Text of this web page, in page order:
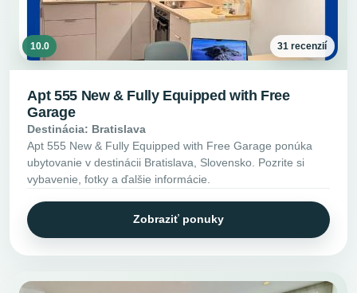
10.0 31 recenzií
Apt 555 New & Fully Equipped with Free
Garage
Destinácia: Bratislava
Apt 555 New & Fully Equipped with Free Garage ponúka
ubytovanie v destinácii Bratislava, Slovensko. Pozrite si
vybavenie, fotky a ďalšie informácie.
Zobraziť ponuky